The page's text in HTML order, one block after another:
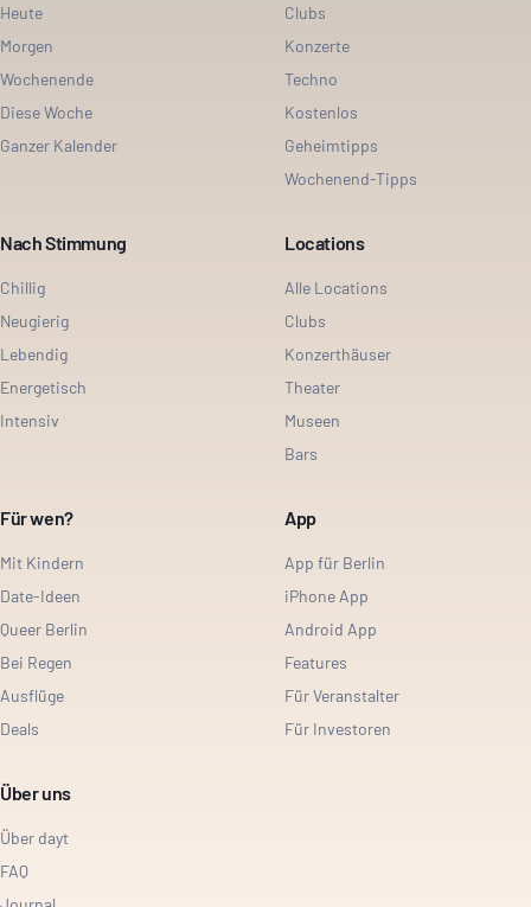
Heute
Morgen
Wochenende
Diese Woche
Ganzer Kalender
Clubs
Konzerte
Techno
Kostenlos
Geheimtipps
Wochenend-Tipps
Nach Stimmung
Chillig
Neugierig
Lebendig
Energetisch
Intensiv
Locations
Alle Locations
Clubs
Konzerthäuser
Theater
Museen
Bars
Für wen?
Mit Kindern
Date-Ideen
Queer Berlin
Bei Regen
Ausflüge
Deals
App
App für Berlin
iPhone App
Android App
Features
Für Veranstalter
Für Investoren
Über uns
Über dayt
FAQ